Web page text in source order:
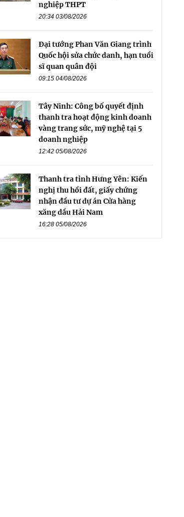
nghiệp THPT
20:34 03/08/2026
Đại tướng Phan Văn Giang trình
Quốc hội sửa chức danh, hạn tuổi
sĩ quan quân đội
09:15 04/08/2026
Tây Ninh: Công bố quyết định
thanh tra hoạt động kinh doanh
vàng trang sức, mỹ nghệ tại 5
doanh nghiệp
12:42 05/08/2026
Thanh tra tỉnh Hưng Yên: Kiến
nghị thu hồi đất, giấy chứng
nhận đầu tư dự án Cửa hàng
xăng dầu Hải Nam
16:28 05/08/2026